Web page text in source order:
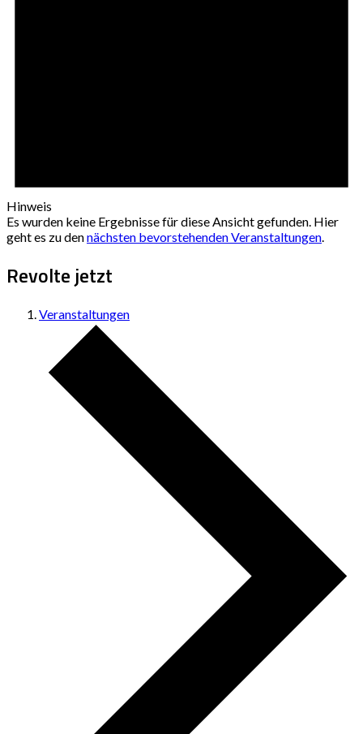
Hinweis
Es wurden keine Ergebnisse für diese Ansicht gefunden. Hier
geht es zu dennächsten bevorstehenden Veranstaltungen.
Revolte jetzt
Veranstaltungen